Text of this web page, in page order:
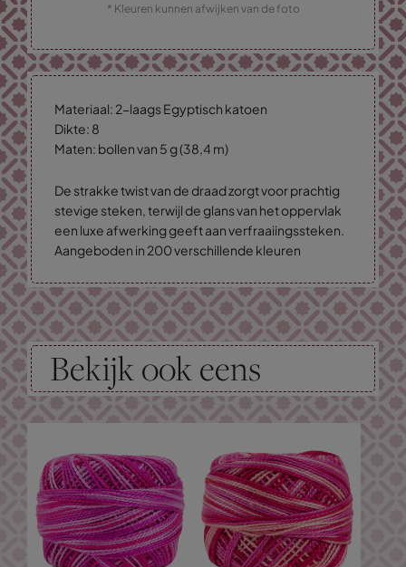
* Kleuren kunnen afwijken van de foto
Materiaal: 2-laags Egyptisch katoen
Dikte: 8
Maten: bollen van 5 g (38,4 m)
De strakke twist van de draad zorgt voor prachtig
stevige steken, terwijl de glans van het oppervlak
een luxe afwerking geeft aan verfraaiingssteken.
Aangeboden in 200 verschillende kleuren
Bekijk ook eens